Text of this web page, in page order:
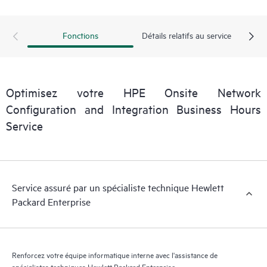
Fonctions Détails relatifs au service
Optimisez votre HPE Onsite Network
Configuration and Integration Business Hours
Service
Service assuré par un spécialiste technique Hewlett
Packard Enterprise
Renforcez votre équipe informatique interne avec l'assistance de